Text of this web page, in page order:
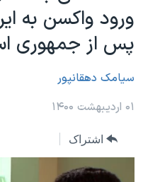
صفحه
اصلی
جهش
به
جهان
ورزشی
گزیده‌ها
حقوق شهروندی
صفحه‌های ویژه
جام جهانی ۲۰۲۶
عملیات خشم حماسی
انتخابات ریاست جمهوری آمریکا
فرکانس‌های صدای
پخش رادیویی
یادگیری زبان انگلیسی
ورود واکسن به
پس از جمهوری
سیامک دهقانپور
۰۱ اردیبهشت ۱۴۰۰
اشتراک